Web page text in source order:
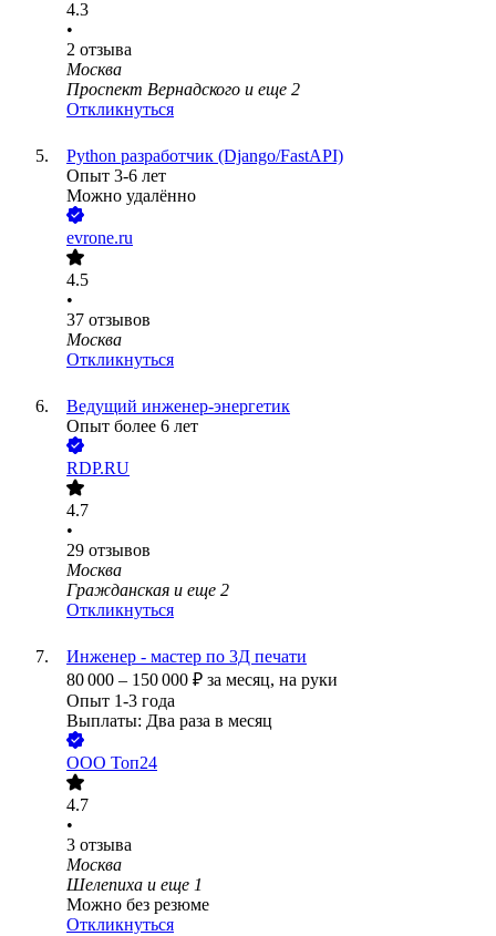
4.3
•
2 отзыва
Москва
Проспект Вернадского и еще 2
Откликнуться
Python разработчик (Django/FastAPI)
Опыт 3-6 лет
Можно удалённо
evrone.ru
4.5
•
37 отзывов
Москва
Откликнуться
Ведущий инженер-энергетик
Опыт более 6 лет
RDP.RU
4.7
•
29 отзывов
Москва
Гражданская и еще 2
Откликнуться
Инженер - мастер по 3Д печати
80 000 – 150 000 ₽ за месяц, на руки
Опыт 1-3 года
Выплаты: Два раза в месяц
ООО Топ24
4.7
•
3 отзыва
Москва
Шелепиха и еще 1
Можно без резюме
Откликнуться